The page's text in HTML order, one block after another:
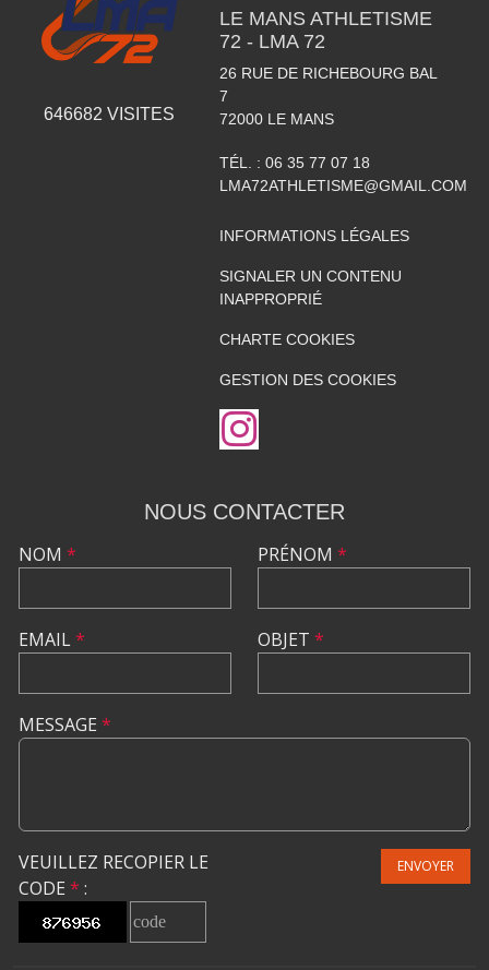
646682 VISITES
LE MANS ATHLETISME
72 - LMA 72
26 RUE DE RICHEBOURG BAL
7
72000 LE MANS
TÉL. : 06 35 77 07 18
LMA72ATHLETISME@GMAIL.COM
INFORMATIONS LÉGALES
SIGNALER UN CONTENU
INAPPROPRIÉ
CHARTE COOKIES
GESTION DES COOKIES
NOUS CONTACTER
NOM *
EMAIL*
PRÉNOM *
OBJET *
MESSAGE *
VEUILLEZ RECOPIER LE
CODE * :
ENVOYER